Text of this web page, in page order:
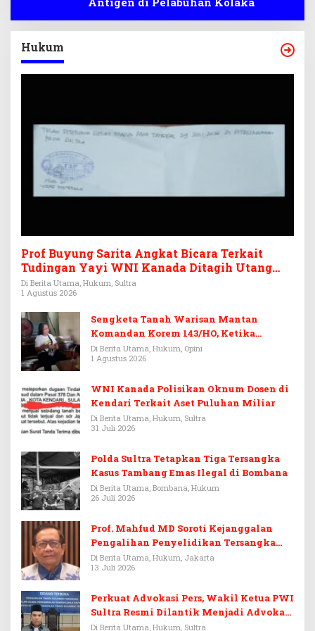
Hukum
Prof Buyung Sarita Angkat Bicara Terkait
Tudingan Yayi WNI Kanada Ditagih Utang
Rp3,6 Miliar
Di Berita Utama, Hukum, Sultra
1 Agustus 2026
Sengketa Tanah Warisan Mantan
Komandan Korem 143/HO, Ketika
Warisan Menjadi Arena Pemerasan
Di Berita Utama, Hukum, Opini
1 Agustus 2026
WNI Kanada Polisikan Oknum Dosen di
Kendari Terkait Aset Puluhan Miliar
Di Berita Utama, Hukum, Sultra
31 Juli 2026
Polda Sultra Tetapkan Tiga Tersangka
Kasus Tambang Emas Ilegal di Bombana
Di Berita Utama, Bombana, Hukum
26 Juli 2026
Prof. Mahfud MD Soroti Kejanggalan
Pengalihan Penyelidikan Tersangka
Febrie Adriansyah
Di Berita Utama, Hukum, Jakarta
13 Juli 2026
Perkuat Advokasi Pers, Wakil Ketua PWI
Sultra Resmi Dilantik Menjadi Advokat
PERADI
Di Berita Utama, Hukum, Sultra